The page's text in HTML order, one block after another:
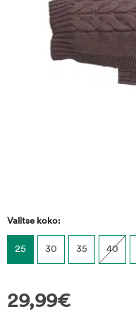
Valitse koko:
25 30 35 40
29,99€